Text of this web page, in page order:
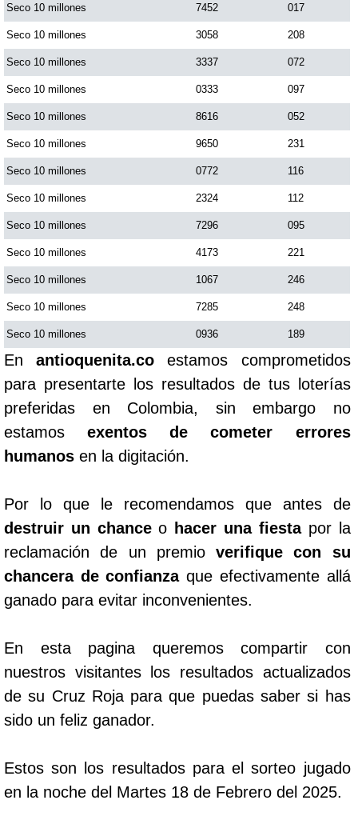
Seco 10 millones 7452 017
Seco 10 millones 3058 208
Seco 10 millones 3337 072
Seco 10 millones 0333 097
Seco 10 millones 8616 052
Seco 10 millones 9650 231
Seco 10 millones 0772 116
Seco 10 millones 2324 112
Seco 10 millones 7296 095
Seco 10 millones 4173 221
Seco 10 millones 1067 246
Seco 10 millones 7285 248
Seco 10 millones 0936 189
Enantioquenita.co estamos comprometidos
para presentarte los resultados de tus loterías
preferidas en Colombia, sin embargo no
estamosexentos de cometer errores
humanos en la digitación.
Por lo que le recomendamos que antes de
destruir un chanceo hacer una fiestapor la
reclamación de un premioverifique con su
chancera de confianzaque efectivamente allá
ganado para evitar inconvenientes.
En esta pagina queremos compartir con
nuestros visitantes los resultados actualizados
de su Cruz Roja para que puedas saber si has
sido un feliz ganador.
Estos son los resultados para el sorteo jugado
en la noche del Martes 18 de Febrero del 2025.